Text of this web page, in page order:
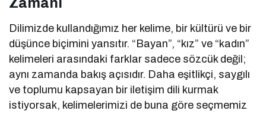
Zamanı
Dilimizde kullandığımız her kelime, bir kültürü ve bir
düşünce biçimini yansıtır. “Bayan”, “kız” ve “kadın”
kelimeleri arasındaki farklar sadece sözcük değil;
aynı zamanda bakış açısıdır. Daha eşitlikçi, saygılı
ve toplumu kapsayan bir iletişim dili kurmak
istiyorsak, kelimelerimizi de buna göre seçmemiz